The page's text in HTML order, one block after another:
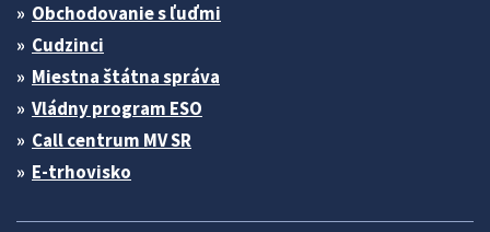
Obchodovanie s ľuďmi
Cudzinci
Miestna štátna správa
Vládny program ESO
Call centrum MV SR
E-trhovisko